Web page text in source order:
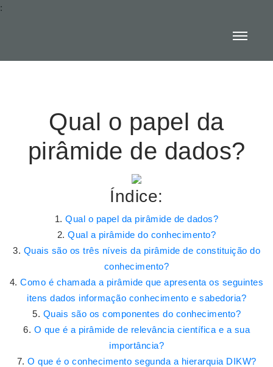
:
Qual o papel da
pirâmide de dados?
Índice:
Qual o papel da pirâmide de dados?
Qual a pirâmide do conhecimento?
Quais são os três níveis da pirâmide de constituição do
conhecimento?
Como é chamada a pirâmide que apresenta os seguintes
itens dados informação conhecimento e sabedoria?
Quais são os componentes do conhecimento?
O que é a pirâmide de relevância científica e a sua
importância?
O que é o conhecimento segunda a hierarquia DIKW?